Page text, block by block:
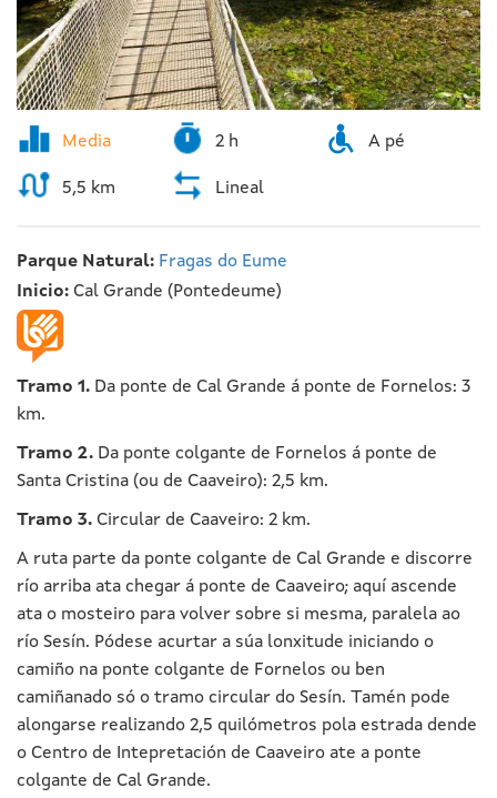
Media 2 h A pé
5,5 km Lineal
Parque Natural: Fragas do Eume
Inicio: Cal Grande (Pontedeume)
Tramo 1. Da ponte de Cal Grande á ponte de Fornelos: 3
km.
Tramo 2. Da ponte colgante de Fornelos á ponte de
Santa Cristina (ou de Caaveiro): 2,5 km.
Tramo 3. Circular de Caaveiro: 2 km.
A ruta parte da ponte colgante de Cal Grande e discorre
río arriba ata chegar á ponte de Caaveiro; aquí ascende
ata o mosteiro para volver sobre si mesma, paralela ao
río Sesín. Pódese acurtar a súa lonxitude iniciando o
camiño na ponte colgante de Fornelos ou ben
camiñanado só o tramo circular do Sesín. Tamén pode
alongarse realizando 2,5 quilómetros pola estrada dende
o Centro de Intepretación de Caaveiro ate a ponte
colgante de Cal Grande.